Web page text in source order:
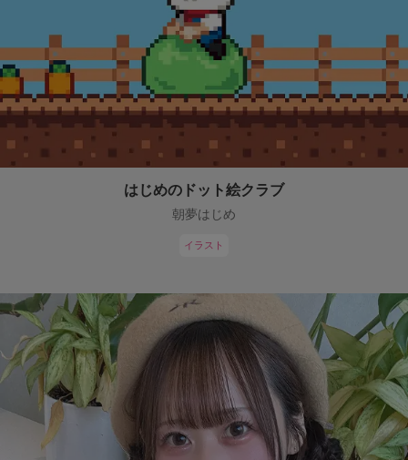
はじめのドット絵クラブ
朝夢はじめ
イラスト